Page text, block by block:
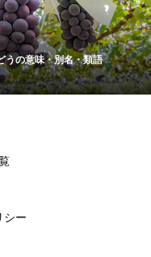
うの意味・別名・類語
シー